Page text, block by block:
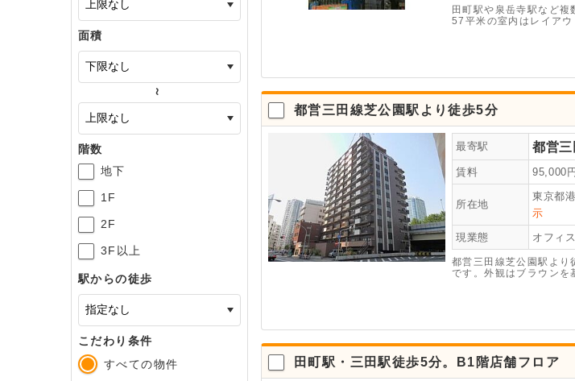
面積
～
階数
地下
1F
2F
3F以上
駅からの徒歩
こだわり条件
すべての物件
田町駅や泉岳寺駅など
57平米の室内はレイア
都営三田線芝公園駅より徒歩5分
最寄駅 都営
賃料 95,000
所在地
東京都
示
現業態 オフィ
都営三田線芝公園駅より
です。外観はブラウンを
田町駅・三田駅徒歩5分。B1階店舗フロア